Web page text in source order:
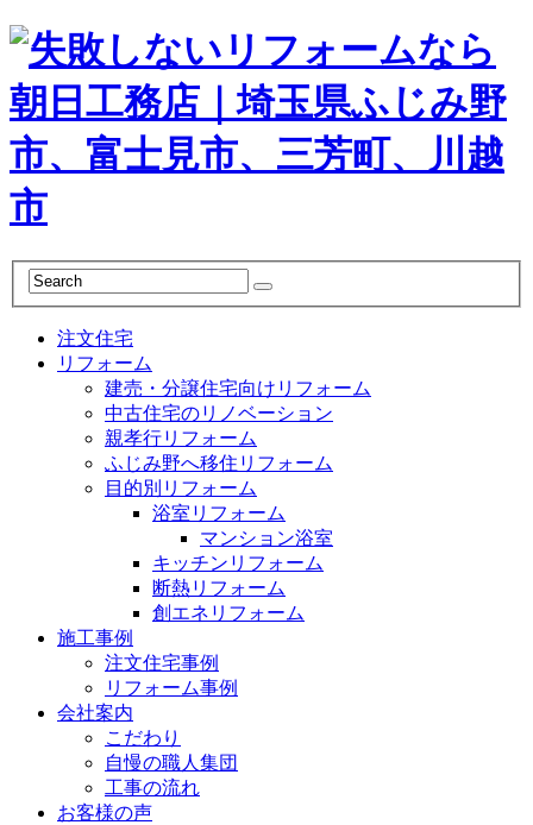
注文住宅
リフォーム
建売・分譲住宅向けリフォーム
中古住宅のリノベーション
親孝行リフォーム
ふじみ野へ移住リフォーム
目的別リフォーム
浴室リフォーム
マンション浴室
キッチンリフォーム
断熱リフォーム
創エネリフォーム
施工事例
注文住宅事例
リフォーム事例
会社案内
こだわり
自慢の職人集団
工事の流れ
お客様の声